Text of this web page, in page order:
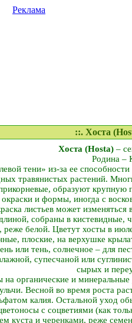
Реклама
::. Хоста
Хоста (Hosta)–
Родина –
тени» из-за ее
травянистых растений.
образуют крупную
и формы, иногда с
листьев может
собраны в кистевидные,
реже белой. Цветут хосты в
плоские, на верхушке
или тень, солнечное – для
супесчаной или
сырых и
на органические и
Весной во время роста
калия. Остальной уход
с соцветиями (как
куста и черенками, реже